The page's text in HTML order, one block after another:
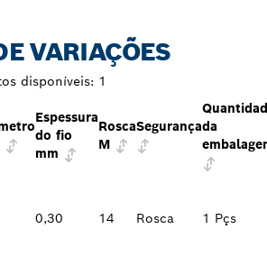
VARIAÇÕES
disponíveis: 1
Espessura
do fio
mm
Rosca
M
Segurançada
0,30 14 Rosca 1 Pçs